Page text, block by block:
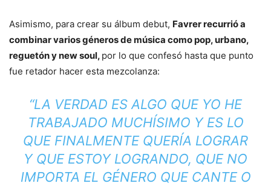
Asimismo, para crear su álbum debut, Favrer recurrió a
combinar varios géneros de música como pop, urbano,
reguetón y new soul, por lo que confesó hasta que punto
fue retador hacer esta mezcolanza:
“LA VERDAD ES ALGO QUE YO HE
TRABAJADO MUCHÍSIMO Y ES LO
QUE FINALMENTE QUERÍA LOGRAR
Y QUE ESTOY LOGRANDO, QUE NO
IMPORTA EL GÉNERO QUE CANTE O